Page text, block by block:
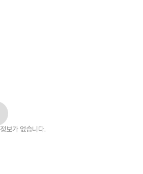
정보가 없습니다.